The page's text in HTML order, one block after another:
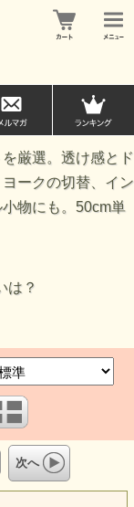
厳選。透け感とド
ークの切替、イン
物にも。50cm単
は？
次へ